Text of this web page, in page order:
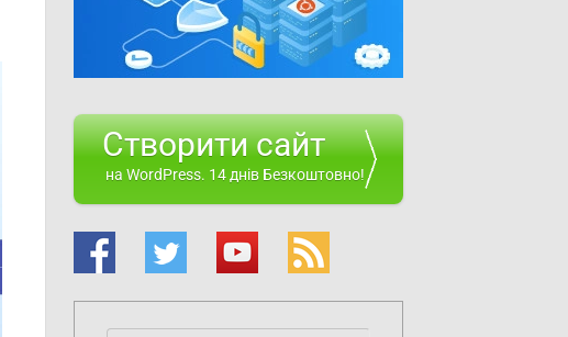
Створити сайт
на WordPress. 14 днів Безкоштовно!